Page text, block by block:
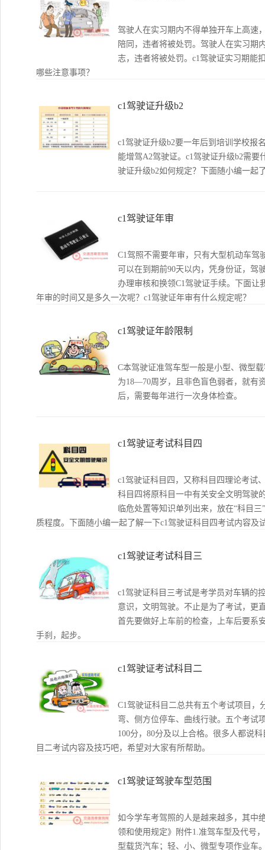
驾驶人在实习期内不得单独开车上高速
陪同，违者将被处罚。驾驶人在实习期
志，违者将被处罚。c1驾驶证实习期能
哪些注意事项？
c1驾驶证升级b2
c1驾驶证升级b2要一年后到培训学校报
能增驾A2驾驶证。c1驾驶证升级b2需要
驶证升级b2如何规定？下面随小编一起
c1驾驶证年审
C1驾照不需要年审，只有大型机动车驾
可以在到期前90天以内，凭身份证，驾
办理审核和换领C1驾驶证手续。下面让
年审的时间又是多久一次呢？c1驾驶证年审有什么规定呢？
c1驾驶证年龄限制
C本驾驶证准驾车型一般是小型、微型
为18—70周岁，且非色盲色弱者，就有
后，需要每年进行一次身体检查。
c1驾驶证考试科目四
c1驾驶证科目四，又称科目四理论考试
科目四将原科目一中有关安全文明驾驶
临危处置等知识单列出来，放在“科目
质程度。下面随小编一起了解一下c1驾驶证科目四考试内容及
c1驾驶证考试科目三
c1驾驶证科目三考试是考学员对车辆的
意识，文明驾驶。不止是为了考试，更
首先要做好上车前的检查，上车后要系
手刹，起步。
c1驾驶证考试科目二
C1驾驶证科目二总共有五个考试项目
弯、侧方位停车、曲线行驶。五个考试
100分，80分及以上合格。很多人都说
目二考试内容及技巧吧，希望对大家有所帮助。
c1驾驶证驾驶车型范围
如今学车考驾照的人是越来越多，其中
领和使用规定》附件1.准驾车型及代号
型载货汽车；轻、小、微型专项作业车